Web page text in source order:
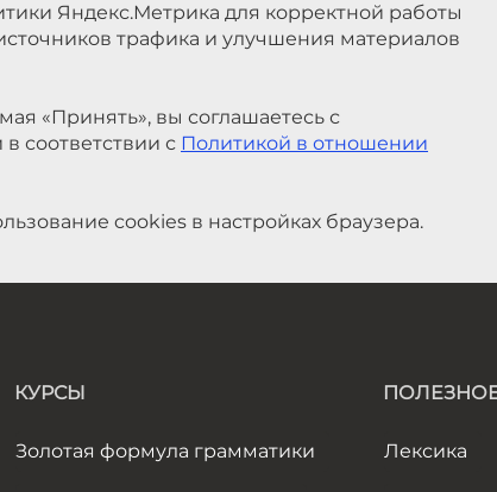
Яндекс.Метрика для корректной работы
трафика и улучшения материалов
«Принять», вы соглашаетесь с
соответствии с Политикой в отношении
cookies в настройках браузера.
КУРСЫ
Золотая формула грамматики Лексика